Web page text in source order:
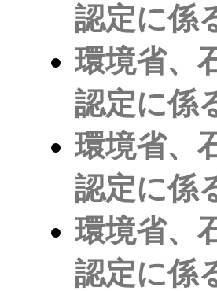
認定に係
環境省、
認定に係
環境省、
認定に係
環境省、
認定に係